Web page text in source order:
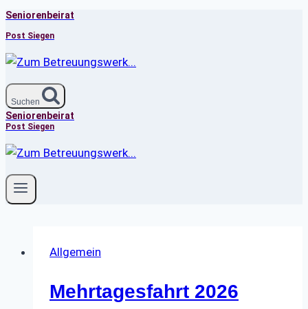
Zum
Inhalt
springen
Seniorenbeirat
Post Siegen
Suchen
Seniorenbeirat
Post Siegen
Allgemein
Mehrtagesfahrt 2026